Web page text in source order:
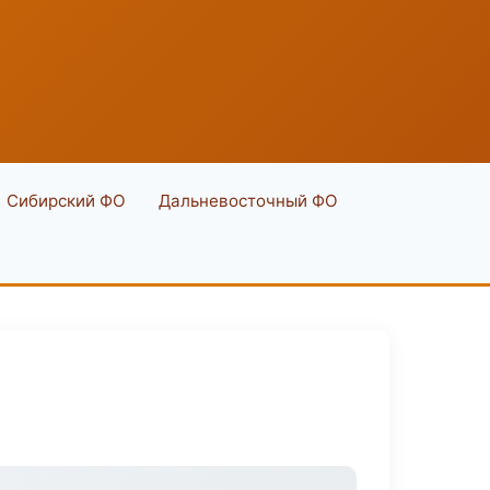
Сибирский ФО Дальневосточный ФО